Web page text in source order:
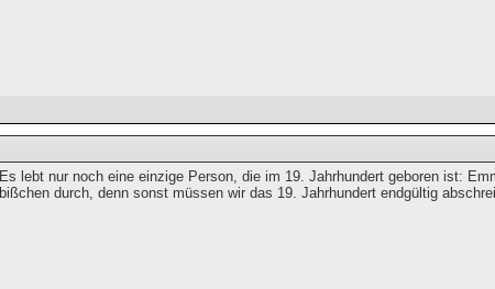
Es lebt nur noch eine einzige Person, die im 19. Jahrhundert geboren ist:
bißchen durch, denn sonst müssen wir das 19. Jahrhundert endgültig